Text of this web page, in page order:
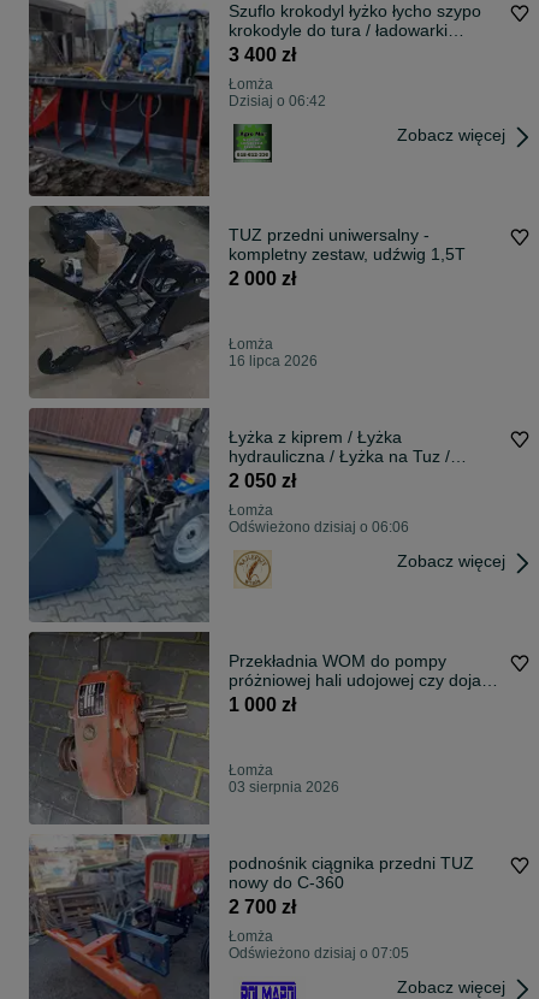
Szuflo krokodyl łyżko łycho szypo
krokodyle do tura / ładowarki
DOWÓZ
3 400 zł
Łomża
Dzisiaj o 06:42
Zobacz więcej
TUZ przedni uniwersalny -
kompletny zestaw, udźwig 1,5T
2 000 zł
Łomża
16 lipca 2026
Łyżka z kiprem / Łyżka
hydrauliczna / Łyżka na Tuz /
Producent
2 050 zł
Łomża
Odświeżono dzisiaj o 06:06
Zobacz więcej
Przekładnia WOM do pompy
próżniowej hali udojowej czy dojarki
przewodowej DUURSMA MCD
1 000 zł
Łomża
03 sierpnia 2026
podnośnik ciągnika przedni TUZ
nowy do C-360
2 700 zł
Łomża
Odświeżono dzisiaj o 07:05
Zobacz więcej